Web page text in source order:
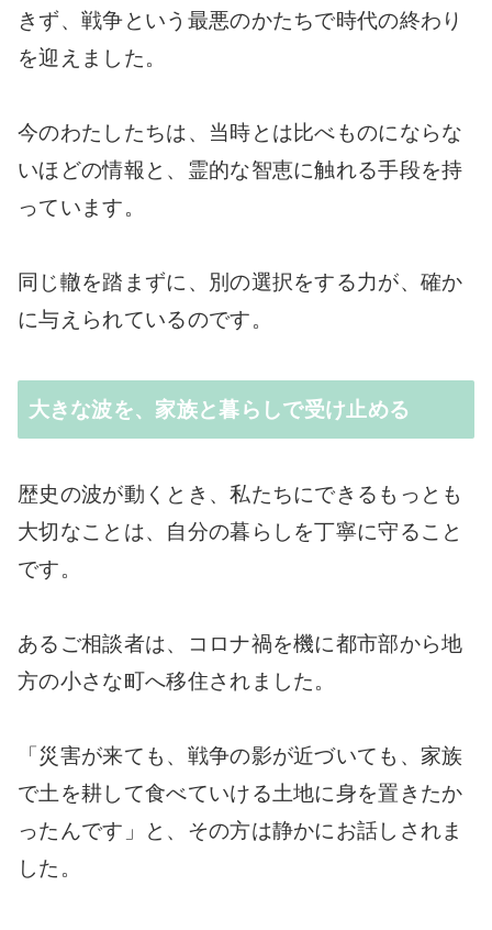
きず、戦争という最悪のかたちで時代の終わり
を迎えました。
今のわたしたちは、当時とは比べものにならな
いほどの情報と、霊的な智恵に触れる手段を持
っています。
同じ轍を踏まずに、別の選択をする力が、確か
に与えられているのです。
大きな波を、家族と暮らしで受け止める
歴史の波が動くとき、私たちにできるもっとも
大切なことは、自分の暮らしを丁寧に守ること
です。
あるご相談者は、コロナ禍を機に都市部から地
方の小さな町へ移住されました。
「災害が来ても、戦争の影が近づいても、家族
で土を耕して食べていける土地に身を置きたか
ったんです」と、その方は静かにお話しされま
した。